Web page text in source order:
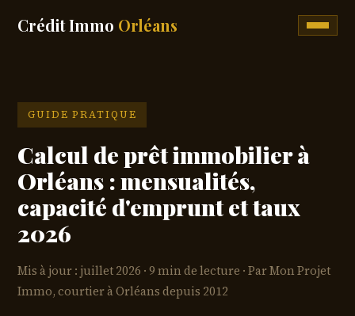
Crédit Immo Orléans
GUIDE PRATIQUE
Calcul de prêt immobilier à
Orléans : mensualités,
capacité d'emprunt et taux
2026
Mis à jour : juillet 2026 9 min de lecture Par Mon Projet
Immo, courtier à Orléans depuis 2012